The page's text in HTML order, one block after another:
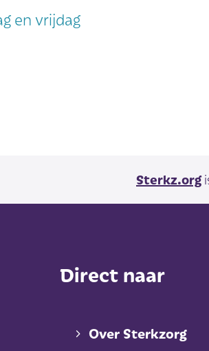
en vrijdag
Sterkz.org
Direct naar
Over Sterkzorg